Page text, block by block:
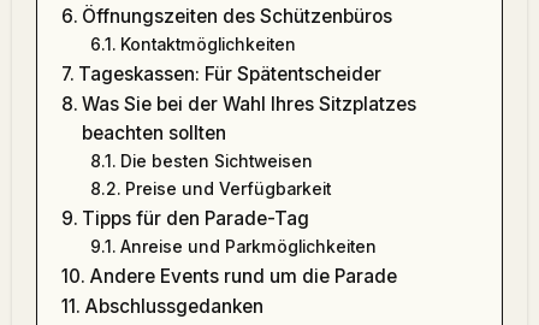
Öffnungszeiten des Schützenbüros
Kontaktmöglichkeiten
Tageskassen: Für Spätentscheider
Was Sie bei der Wahl Ihres Sitzplatzes
beachten sollten
Die besten Sichtweisen
Preise und Verfügbarkeit
Tipps für den Parade-Tag
Anreise und Parkmöglichkeiten
Andere Events rund um die Parade
Abschlussgedanken